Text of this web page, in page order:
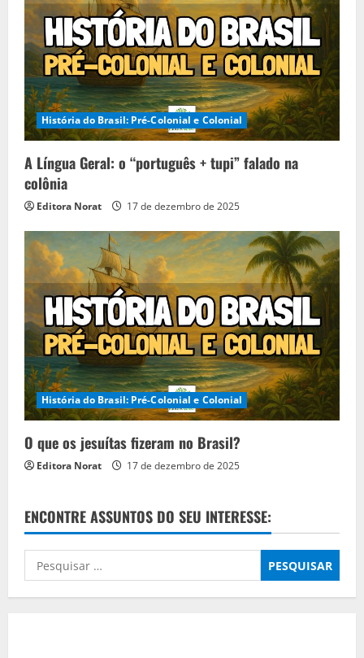
História do Brasil: Pré-Colonial e Colonial
A Língua Geral: o “português + tupi” falado na
colônia
Editora Norat 17 de dezembro de 2025
História do Brasil: Pré-Colonial e Colonial
O que os jesuítas fizeram no Brasil?
Editora Norat 17 de dezembro de 2025
ENCONTRE ASSUNTOS DO SEU INTERESSE:
Pesquisar
por: